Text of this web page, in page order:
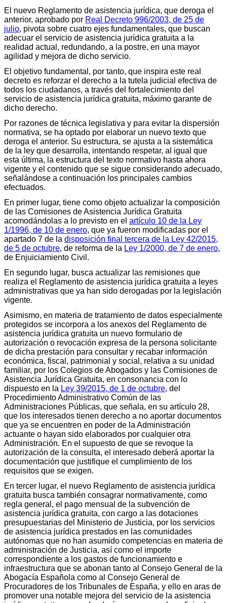
El nuevo Reglamento de asistencia jurídica, que deroga el
anterior, aprobado por Real Decreto 996/2003, de 25 de
julio, pivota sobre cuatro ejes fundamentales, que buscan
adecuar el servicio de asistencia jurídica gratuita a la
realidad actual, redundando, a la postre, en una mayor
agilidad y mejora de dicho servicio.
El objetivo fundamental, por tanto, que inspira este real
decreto es reforzar el derecho a la tutela judicial efectiva de
todos los ciudadanos, a través del fortalecimiento del
servicio de asistencia jurídica gratuita, máximo garante de
dicho derecho.
Por razones de técnica legislativa y para evitar la dispersión
normativa, se ha optado por elaborar un nuevo texto que
deroga el anterior. Su estructura, se ajusta a la sistemática
de la ley que desarrolla, intentando respetar, al igual que
esta última, la estructura del texto normativo hasta ahora
vigente y el contenido que se sigue considerando adecuado,
señalándose a continuación los principales cambios
efectuados.
En primer lugar, tiene como objeto actualizar la composición
de las Comisiones de Asistencia Jurídica Gratuita
acomodándolas a lo previsto en el artículo 10 de la Ley
1/1996, de 10 de enero, que ya fueron modificadas por el
apartado 7 de la disposición final tercera de la Ley 42/2015,
de 5 de octubre, de reforma de la Ley 1/2000, de 7 de enero,
de Enjuiciamiento Civil.
En segundo lugar, busca actualizar las remisiones que
realiza el Reglamento de asistencia jurídica gratuita a leyes
administrativas que ya han sido derogadas por la legislación
vigente.
Asimismo, en materia de tratamiento de datos especialmente
protegidos se incorpora a los anexos del Reglamento de
asistencia jurídica gratuita un nuevo formulario de
autorización o revocación expresa de la persona solicitante
de dicha prestación para consultar y recabar información
económica, fiscal, patrimonial y social, relativa a su unidad
familiar, por los Colegios de Abogados y las Comisiones de
Asistencia Jurídica Gratuita, en consonancia con lo
dispuesto en la Ley 39/2015, de 1 de octubre, del
Procedimiento Administrativo Común de las
Administraciones Públicas, que señala, en su artículo 28,
que los interesados tienen derecho a no aportar documentos
que ya se encuentren en poder de la Administración
actuante o hayan sido elaborados por cualquier otra
Administración. En el supuesto de que se revoque la
autorización de la consulta, el interesado deberá aportar la
documentación que justifique el cumplimiento de los
requisitos que se exigen.
En tercer lugar, el nuevo Reglamento de asistencia jurídica
gratuita busca también consagrar normativamente, como
regla general, el pago mensual de la subvención de
asistencia jurídica gratuita, con cargo a las dotaciones
presupuestarias del Ministerio de Justicia, por los servicios
de asistencia jurídica prestados en las comunidades
autónomas que no han asumido competencias en materia de
administración de Justicia, así como el importe
correspondiente a los gastos de funcionamiento e
infraestructura que se abonan tanto al Consejo General de la
Abogacía Española como al Consejo General de
Procuradores de los Tribunales de España, y ello en aras de
promover una notable mejora del servicio de la asistencia